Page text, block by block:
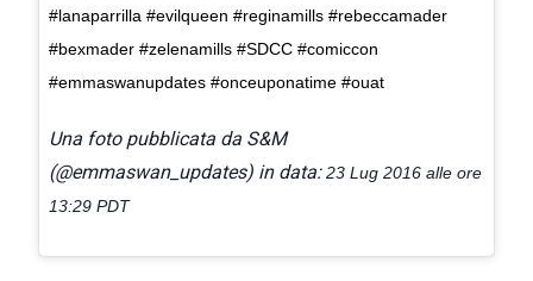
#lanaparrilla #evilqueen #reginamills #rebeccamader
#bexmader #zelenamills #SDCC #comiccon
#emmaswanupdates #onceuponatime #ouat
Una foto pubblicata da S&M
(@emmaswan_updates) in data:23 Lug 2016 alle ore
13:29 PDT